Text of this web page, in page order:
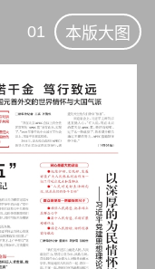
01 本版大图